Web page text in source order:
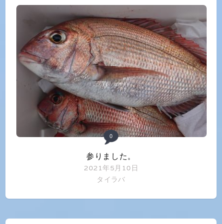
0
参りました。
2021年5月10日
タイラバ